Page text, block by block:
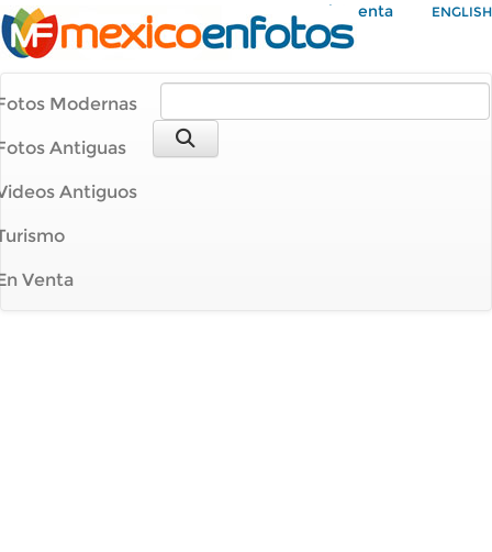
Mi Cuenta ENGLISH
Modernas
Antiguas
Antiguos
Venta